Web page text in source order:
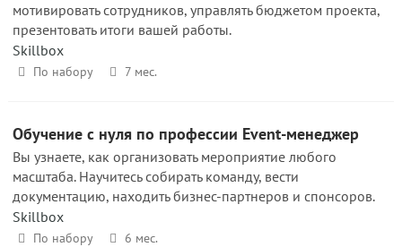
мотивировать сотрудников, управлять бюджетом проекта,
презентовать итоги вашей работы.
Skillbox
По набору 7 мес.
Обучение с нуля по профессии Event-менеджер
Вы узнаете, как организовать мероприятие любого
масштаба. Научитесь собирать команду, вести
документацию, находить бизнес-партнеров и спонсоров.
Skillbox
По набору 6 мес.